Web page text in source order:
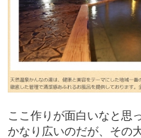
ここ作りが面白いなと思
かなり広いのだが、その